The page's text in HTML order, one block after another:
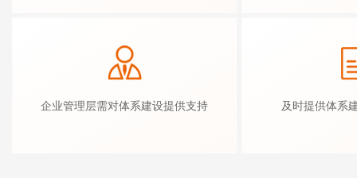
企业管理层需对体系建设提供支持 及时提供体系